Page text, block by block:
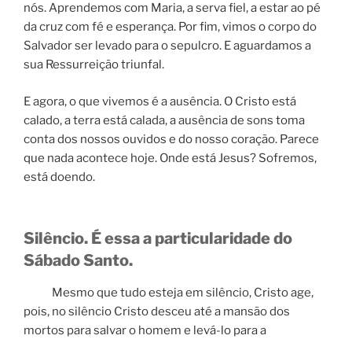
nós. Aprendemos com Maria, a serva fiel, a estar ao pé
da cruz com fé e esperança. Por fim, vimos o corpo do
Salvador ser levado para o sepulcro. E aguardamos a
sua Ressurreição triunfal.
E agora, o que vivemos é a ausência. O Cristo está
calado, a terra está calada, a ausência de sons toma
conta dos nossos ouvidos e do nosso coração. Parece
que nada acontece hoje. Onde está Jesus? Sofremos,
está doendo.
Silêncio. É essa a particularidade do
Sábado Santo.
Mesmo que tudo esteja em silêncio, Cristo age,
pois, no silêncio Cristo desceu até a mansão dos
mortos para salvar o homem e levá-lo para a